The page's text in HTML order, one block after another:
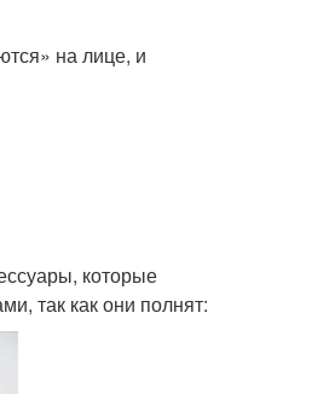
на лице, и
которые
так как они полнят: